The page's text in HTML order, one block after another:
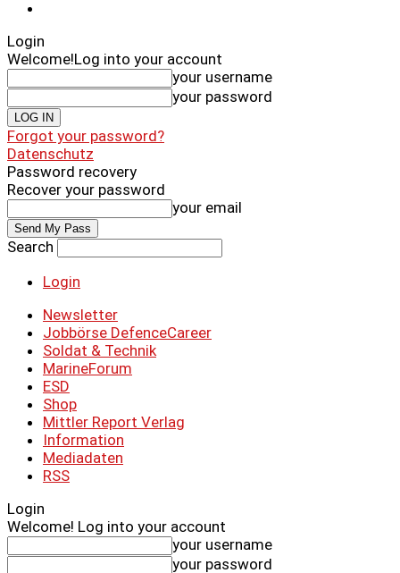
Login
Welcome!Log into your account
your username
your password
Forgot your password?
Datenschutz
Password recovery
Recover your password
your email
Search
Login
Newsletter
Jobbörse DefenceCareer
Soldat & Technik
MarineForum
ESD
Shop
Mittler Report Verlag
Information
Mediadaten
RSS
Login
Welcome! Log into your account
your username
your password